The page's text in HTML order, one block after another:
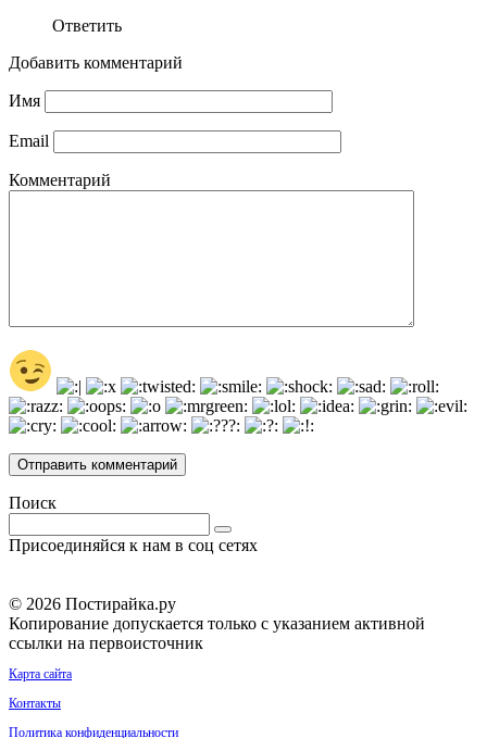
Ответить
Добавить комментарий
Имя
Email
Комментарий
Поиск
Присоединяйся к нам в соц сетях
© 2026 Постирайка.ру
Копирование допускается только с указанием активной
ссылки на первоисточник
Карта сайта
Контакты
Политика конфиденциальности